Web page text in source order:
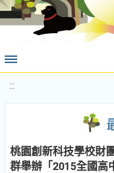
:::
桃園創新科技學校財
群舉辦「2015全國高